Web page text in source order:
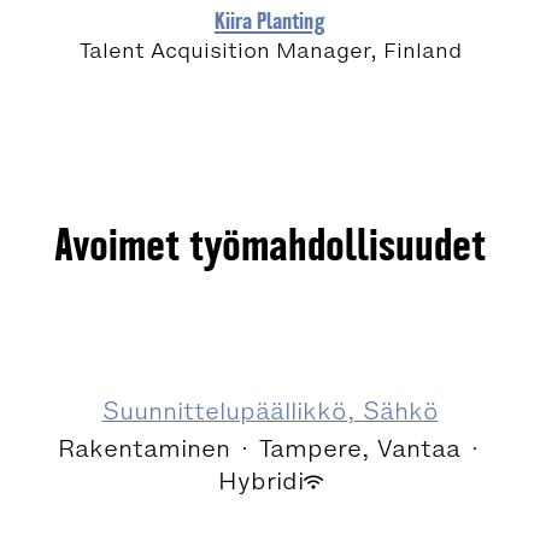
Kiira Planting
Talent Acquisition Manager, Finland
Avoimet työmahdollisuudet
Suunnittelupäällikkö, Sähkö
Rakentaminen · Tampere, Vantaa ·
Hybridi